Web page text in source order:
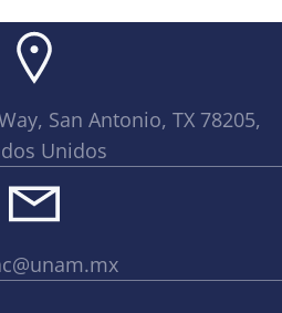
San Antonio, TX 78205,
Unidos